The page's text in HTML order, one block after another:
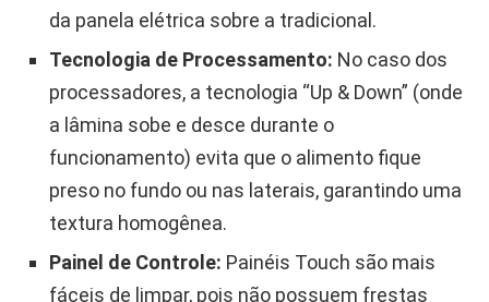
da panela elétrica sobre a tradicional.
Tecnologia de Processamento: No caso dos
processadores, a tecnologia “Up & Down” (onde
a lâmina sobe e desce durante o
funcionamento) evita que o alimento fique
preso no fundo ou nas laterais, garantindo uma
textura homogênea.
Painel de Controle: Painéis Touch são mais
fáceis de limpar, pois não possuem frestas